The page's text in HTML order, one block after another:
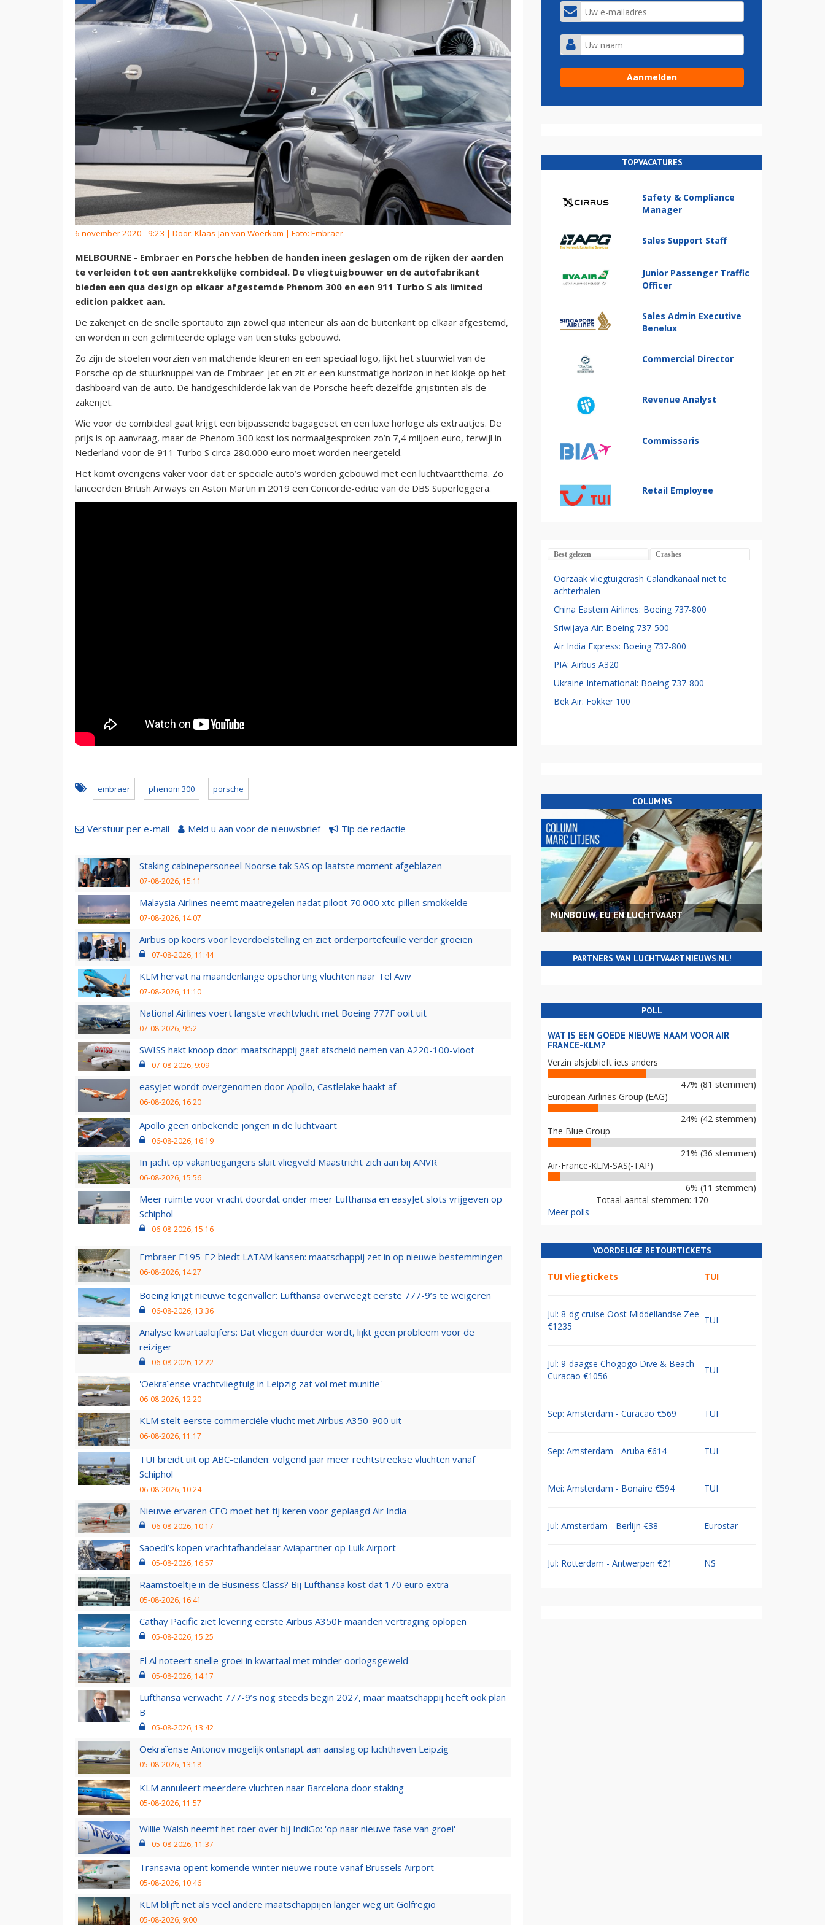
6 november 2020 - 9:23 | Door: Klaas-Jan van Woerkom | Foto: Embraer
MELBOURNE - Embraer en Porsche hebben de handen ineen geslagen om de rijken der aarden
te verleiden tot een aantrekkelijke combideal. De vliegtuigbouwer en de autofabrikant
bieden een qua design op elkaar afgestemde Phenom 300 en een 911 Turbo S als limited
edition pakket aan.
De zakenjet en de snelle sportauto zijn zowel qua interieur als aan de buitenkant op elkaar afgestemd,
en worden in een gelimiteerde oplage van tien stuks gebouwd.
Zo zijn de stoelen voorzien van matchende kleuren en een speciaal logo, lijkt het stuurwiel van de
Porsche op de stuurknuppel van de Embraer-jet en zit er een kunstmatige horizon in het klokje op het
dashboard van de auto. De handgeschilderde lak van de Porsche heeft dezelfde grijstinten als de
zakenjet.
Wie voor de combideal gaat krijgt een bijpassende bagageset en een luxe horloge als extraatjes. De
prijs is op aanvraag, maar de Phenom 300 kost los normaalgesproken zo’n 7,4 miljoen euro, terwijl in
Nederland voor de 911 Turbo S circa 280.000 euro moet worden neergeteld.
Het komt overigens vaker voor dat er speciale auto’s worden gebouwd met een luchtvaartthema. Zo
lanceerden British Airways en Aston Martin in 2019 een Concorde-editie van de DBS Superleggera.
embraer phenom 300 porsche
Verstuur per e-mail Meld u aan voor de nieuwsbrief Tip de redactie
Staking cabinepersoneel Noorse tak SAS op laatste moment afgeblazen
07-08-2026, 15:11
Malaysia Airlines neemt maatregelen nadat piloot 70.000 xtc-pillen smokkelde
07-08-2026, 14:07
Airbus op koers voor leverdoelstelling en ziet orderportefeuille verder groeien
07-08-2026, 11:44
KLM hervat na maandenlange opschorting vluchten naar Tel Aviv
07-08-2026, 11:10
National Airlines voert langste vrachtvlucht met Boeing 777F ooit uit
07-08-2026, 9:52
SWISS hakt knoop door: maatschappij gaat afscheid nemen van A220-100-vloot
07-08-2026, 9:09
easyJet wordt overgenomen door Apollo, Castlelake haakt af
06-08-2026, 16:20
Apollo geen onbekende jongen in de luchtvaart
06-08-2026, 16:19
In jacht op vakantiegangers sluit vliegveld Maastricht zich aan bij ANVR
06-08-2026, 15:56
Meer ruimte voor vracht doordat onder meer Lufthansa en easyJet slots vrijgeven op
Schiphol
06-08-2026, 15:16
Embraer E195-E2 biedt LATAM kansen: maatschappij zet in op nieuwe bestemmingen
06-08-2026, 14:27
Boeing krijgt nieuwe tegenvaller: Lufthansa overweegt eerste 777-9’s te weigeren
06-08-2026, 13:36
Analyse kwartaalcijfers: Dat vliegen duurder wordt, lijkt geen probleem voor de
reiziger
06-08-2026, 12:22
'Oekraïense vrachtvliegtuig in Leipzig zat vol met munitie'
06-08-2026, 12:20
KLM stelt eerste commerciële vlucht met Airbus A350-900 uit
06-08-2026, 11:17
TUI breidt uit op ABC-eilanden: volgend jaar meer rechtstreekse vluchten vanaf
Schiphol
06-08-2026, 10:24
Nieuwe ervaren CEO moet het tij keren voor geplaagd Air India
06-08-2026, 10:17
Saoedi’s kopen vrachtafhandelaar Aviapartner op Luik Airport
05-08-2026, 16:57
Raamstoeltje in de Business Class? Bij Lufthansa kost dat 170 euro extra
05-08-2026, 16:41
Cathay Pacific ziet levering eerste Airbus A350F maanden vertraging oplopen
05-08-2026, 15:25
El Al noteert snelle groei in kwartaal met minder oorlogsgeweld
05-08-2026, 14:17
Lufthansa verwacht 777-9’s nog steeds begin 2027, maar maatschappij heeft ook plan
B
05-08-2026, 13:42
Oekraïense Antonov mogelijk ontsnapt aan aanslag op luchthaven Leipzig
05-08-2026, 13:18
KLM annuleert meerdere vluchten naar Barcelona door staking
05-08-2026, 11:57
Willie Walsh neemt het roer over bij IndiGo: 'op naar nieuwe fase van groei'
05-08-2026, 11:37
Transavia opent komende winter nieuwe route vanaf Brussels Airport
05-08-2026, 10:46
KLM blijft net als veel andere maatschappijen langer weg uit Golfregio
05-08-2026, 9:00
TOPVACATURES
Safety & Compliance
Manager
Sales Support Staff
Junior Passenger Traffic
Officer
Sales Admin Executive
Benelux
Commercial Director
Revenue Analyst
Commissaris
Retail Employee
Best gelezen Crashes
Oorzaak vliegtuigcrash Calandkanaal niet te
achterhalen
China Eastern Airlines: Boeing 737-800
Sriwijaya Air: Boeing 737-500
Air India Express: Boeing 737-800
PIA: Airbus A320
Ukraine International: Boeing 737-800
Bek Air: Fokker 100
COLUMNS
MIJNBOUW, EU EN LUCHTVAART
PARTNERS VAN LUCHTVAARTNIEUWS.NL!
POLL
WAT IS EEN GOEDE NIEUWE NAAM VOOR AIR
FRANCE-KLM?
Verzin alsjeblieft iets anders
47% (81 stemmen)
European Airlines Group (EAG)
24% (42 stemmen)
The Blue Group
21% (36 stemmen)
Air-France-KLM-SAS(-TAP)
6% (11 stemmen)
Totaal aantal stemmen: 170
Meer polls
VOORDELIGE RETOURTICKETS
TUI vliegtickets TUI
Jul: 8-dg cruise Oost Middellandse Zee
€1235
TUI
Jul: 9-daagse Chogogo Dive & Beach
Curacao €1056
TUI
Sep: Amsterdam - Curacao €569 TUI
Sep: Amsterdam - Aruba €614 TUI
Mei: Amsterdam - Bonaire €594 TUI
Jul: Amsterdam - Berlijn €38 Eurostar
Jul: Rotterdam - Antwerpen €21 NS